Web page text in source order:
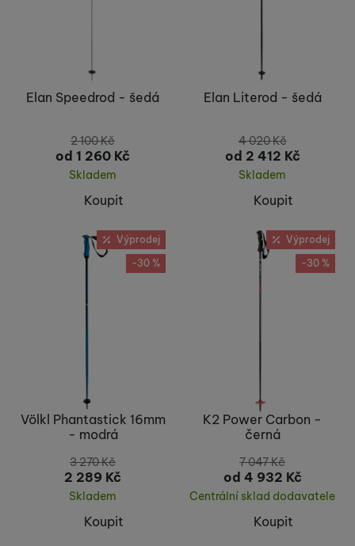
Elan Speedrod - šedá
2 100Kč
od 1 260 Kč
Skladem
Koupit
Elan Literod - šedá
4 020Kč
od 2 412 Kč
Skladem
Koupit
Výprodej
-30 %
Völkl Phantastick 16mm
- modrá
3 270Kč
2 289 Kč
Skladem
Koupit
Výprodej
-30 %
K2 Power Carbon -
černá
7 047Kč
od 4 932 Kč
Centrální sklad dodavatele
Koupit